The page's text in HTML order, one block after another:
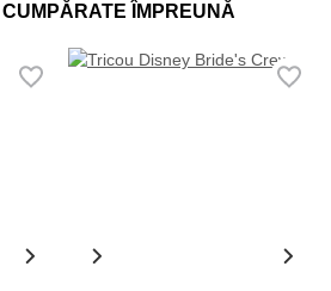
ÎMPREUNĂ